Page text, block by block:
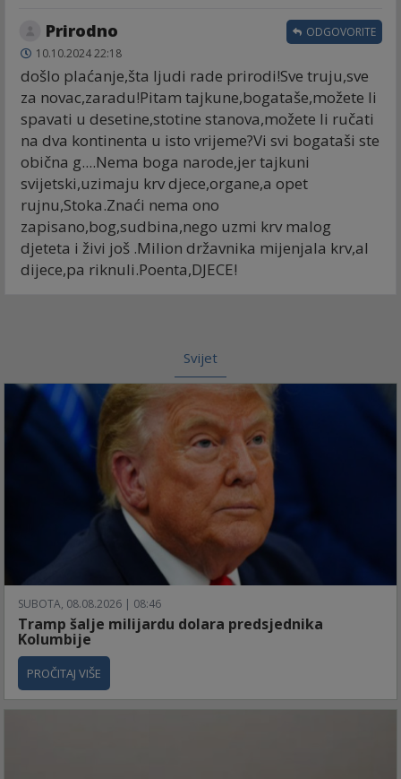
Prirodno
10.10.2024 22:18
došlo plaćanje,šta ljudi rade prirodi!Sve truju,sve
za novac,zaradu!Pitam tajkune,bogataše,možete li
spavati u desetine,stotine stanova,možete li ručati
na dva kontinenta u isto vrijeme?Vi svi bogataši ste
obična g....Nema boga narode,jer tajkuni
svijetski,uzimaju krv djece,organe,a opet
rujnu,Stoka.Znaći nema ono
zapisano,bog,sudbina,nego uzmi krv malog
djeteta i živi još .Milion državnika mijenjala krv,al
dijece,pa riknuli.Poenta,DJECE!
ODGOVORITE
Svijet
SUBOTA, 08.08.2026 | 08:46
Tramp šalje milijardu dolara predsjednika
Kolumbije
PROČITAJ VIŠE